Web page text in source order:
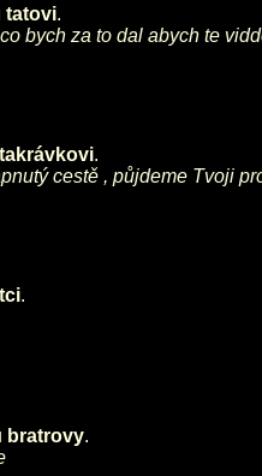
tatovi.
bych za to dal abych te
.
cestě , půjdeme Tvoji
.
bratrovy.